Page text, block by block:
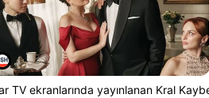
TV ekranlarında yayınlanan Kral